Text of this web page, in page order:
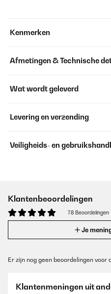
Kenmerken
Afmetingen & Technische
Wat wordt geleverd
Levering en verzending
Veiligheids- en
Klantenbeoordelingen
78 Beoordelingen
Je
Er zijn nog geen beoordelingen voor
Klantenmeningen uit